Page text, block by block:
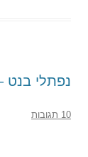
נפתלי בנט
10 תגובות